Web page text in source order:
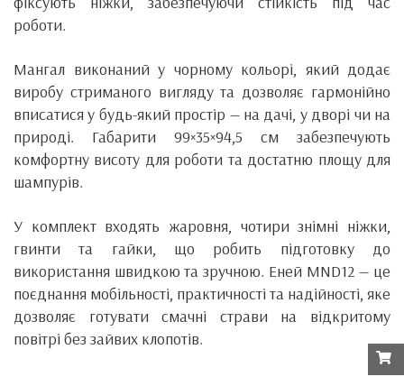
роботи.
Мангал виконаний у чорному кольорі, який додає
виробу стриманого вигляду та дозволяє гармонійно
вписатися у будь-який простір — на дачі, у дворі чи на
природі. Габарити 99×35×94,5 см забезпечують
комфортну висоту для роботи та достатню площу для
шампурів.
У комплект входять жаровня, чотири знімні ніжки,
гвинти та гайки, що робить підготовку до
використання швидкою та зручною. Еней MND12 — це
поєднання мобільності, практичності та надійності, яке
дозволяє готувати смачні страви на відкритому
повітрі без зайвих клопотів.